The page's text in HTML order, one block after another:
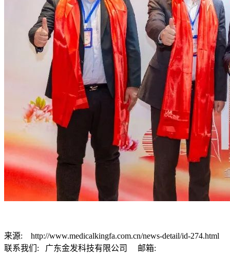
来源: http://www.medicalkingfa.com.cn/news-detail/id-274.html
联系我们: 广东金发科技有限公司 邮箱: